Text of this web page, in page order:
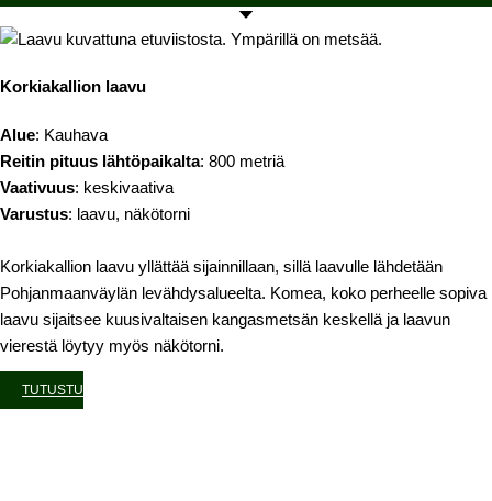
Korkiakallion laavu
Alue: Kauhava
Reitin pituus lähtöpaikalta: 800 metriä
Vaativuus: keskivaativa
Varustus: laavu, näkötorni
Korkiakallion laavu yllättää sijainnillaan, sillä laavulle lähdetään
Pohjanmaanväylän levähdysalueelta. Komea, koko perheelle sopiva
laavu sijaitsee kuusivaltaisen kangasmetsän keskellä ja laavun
vierestä löytyy myös näkötorni.
TUTUSTU